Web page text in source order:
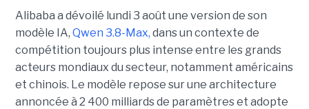
Alibaba a dévoilé lundi 3 août une version de son
modèle IA, Qwen 3.8-Max, dans un contexte de
compétition toujours plus intense entre les grands
acteurs mondiaux du secteur, notamment américains
et chinois. Le modèle repose sur une architecture
annoncée à 2 400 milliards de paramètres et adopte